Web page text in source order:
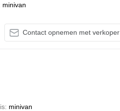
minivan
Contact opnemen met verkoper
minivan